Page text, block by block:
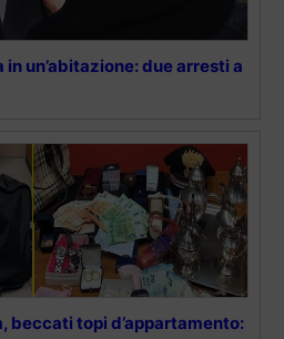
in un’abitazione: due arresti a
beccati topi d’appartamento: